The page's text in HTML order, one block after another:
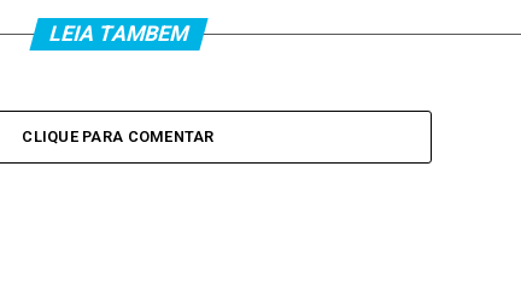
LEIA TAMBEM
CLIQUE PARA COMENTAR